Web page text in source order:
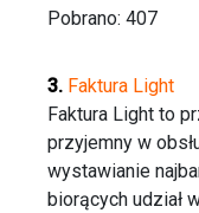
Pobrano: 407
Faktura Light
Faktura Light to
przyjemny w
wystawianie
biorących udział